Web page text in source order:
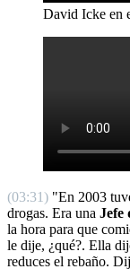
David Icke en
(03:31) "En 2003
drogas. Era una Jefe
la hora para que
le dije, ¿qué?. Ella
reduces el rebaño.